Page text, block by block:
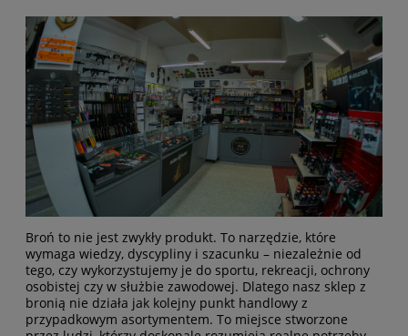
Broń to nie jest zwykły produkt. To narzędzie, które
wymaga wiedzy, dyscypliny i szacunku – niezależnie od
tego, czy wykorzystujemy je do sportu, rekreacji, ochrony
osobistej czy w służbie zawodowej. Dlatego nasz sklep z
bronią nie działa jak kolejny punkt handlowy z
przypadkowym asortymentem. To miejsce stworzone